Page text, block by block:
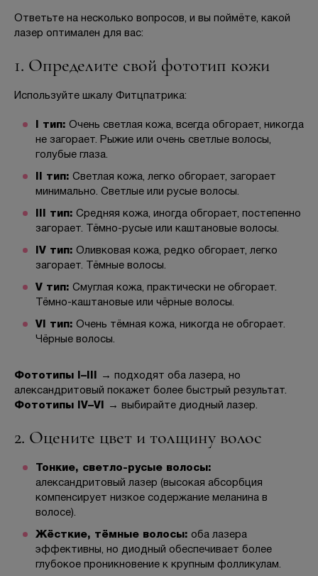
Ответьте на несколько вопросов, и вы поймёте, какой
лазер оптимален для вас:
1. Определите свой фототип кожи
Используйте шкалу Фитцпатрика:
I тип: Очень светлая кожа, всегда обгорает, никогда
не загорает. Рыжие или очень светлые волосы,
голубые глаза.
II тип: Светлая кожа, легко обгорает, загорает
минимально. Светлые или русые волосы.
III тип: Средняя кожа, иногда обгорает, постепенно
загорает. Тёмно-русые или каштановые волосы.
IV тип: Оливковая кожа, редко обгорает, легко
загорает. Тёмные волосы.
V тип: Смуглая кожа, практически не обгорает.
Тёмно-каштановые или чёрные волосы.
VI тип: Очень тёмная кожа, никогда не обгорает.
Чёрные волосы.
Фототипы I–III → подходят оба лазера, но
александритовый покажет более быстрый результат.
Фототипы IV–VI → выбирайте диодный лазер.
2. Оцените цвет и толщину волос
Тонкие, светло-русые волосы:
александритовый лазер (высокая абсорбция
компенсирует низкое содержание меланина в
волосе).
Жёсткие, тёмные волосы: оба лазера
эффективны, но диодный обеспечивает более
глубокое проникновение к крупным фолликулам.